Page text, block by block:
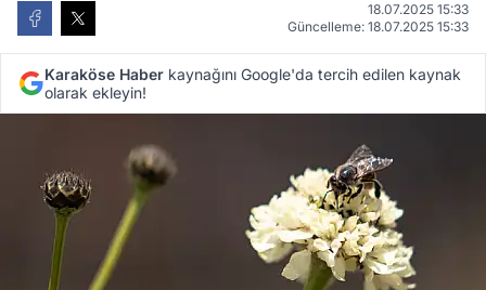
18.07.2025 15:33
Güncelleme: 18.07.2025 15:33
Karaköse Haber kaynağını Google'da tercih edilen kaynak
olarak ekleyin!